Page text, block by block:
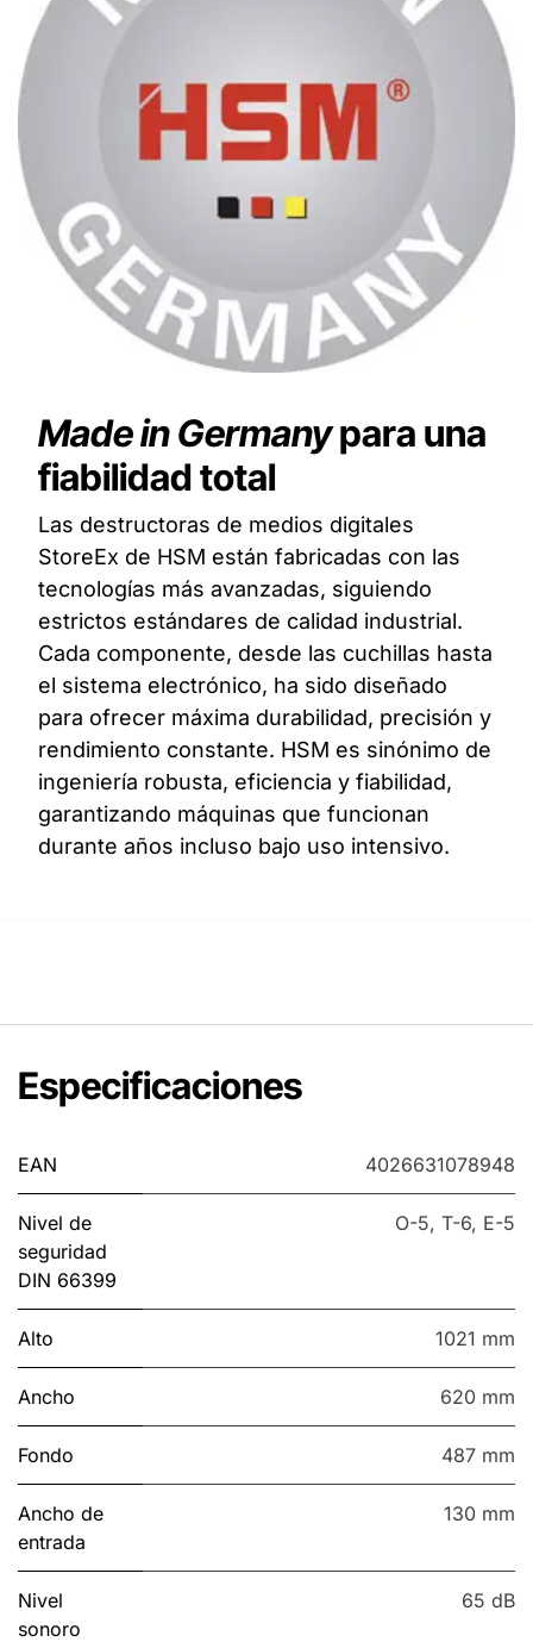
Made in Germanypara una
fiabilidad total ​
Las destructoras de medios digitales
StoreEx de HSM están fabricadas con las
tecnologías más avanzadas, siguiendo
estrictos estándares de calidad industrial.
Cada componente, desde las cuchillas hasta
el sistema electrónico, ha sido diseñado
para ofrecer máxima durabilidad, precisión y
rendimiento constante. HSM es sinónimo de
ingeniería robusta, eficiencia y fiabilidad,
garantizando máquinas que funcionan
durante años incluso bajo uso intensivo.
Especificaciones
EAN 4026631078948
Nivel de
seguridad
DIN 66399
O-5, T-6, E-5
Alto 1021 mm
Ancho 620 mm
Fondo 487 mm
Ancho de
entrada
130 mm
Nivel
sonoro
65 dB